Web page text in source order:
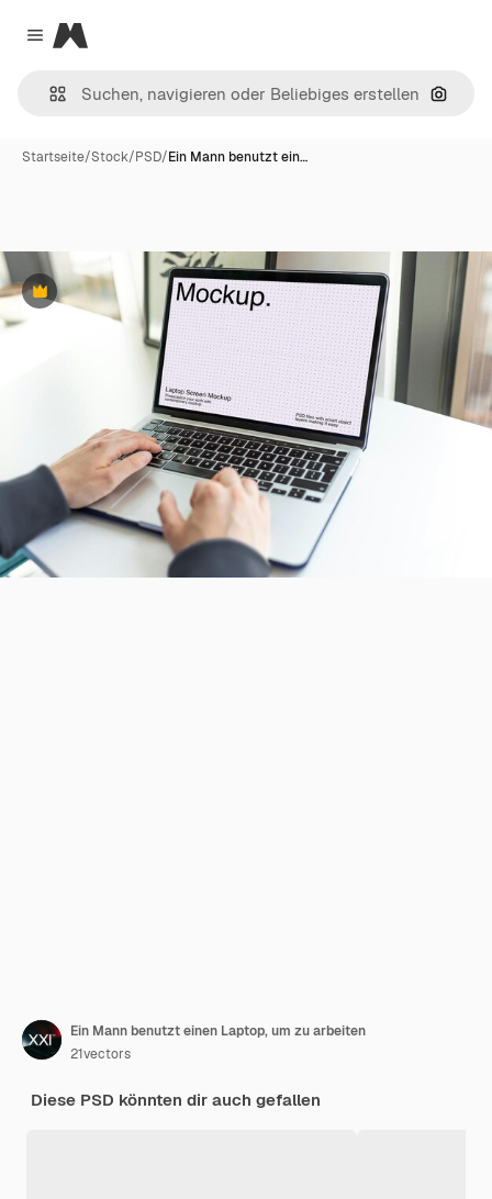
Close menu
Magnific
Nach
Startseite/Stock/PSD/Ein Mann benutzt ein…
Premium
Ein Mann benutzt einen Laptop, um zu arbeiten
21vectors
Diese PSD könnten dir auch gefallen